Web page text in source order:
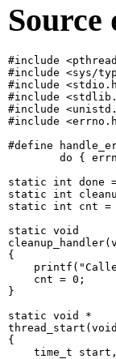
Source
#include
#include <sys/
#include
#include
#include
#include
#define
do {
static int done
static int
static int cnt =
static void
{
    cnt = 0;
}
static void *
{
time_t